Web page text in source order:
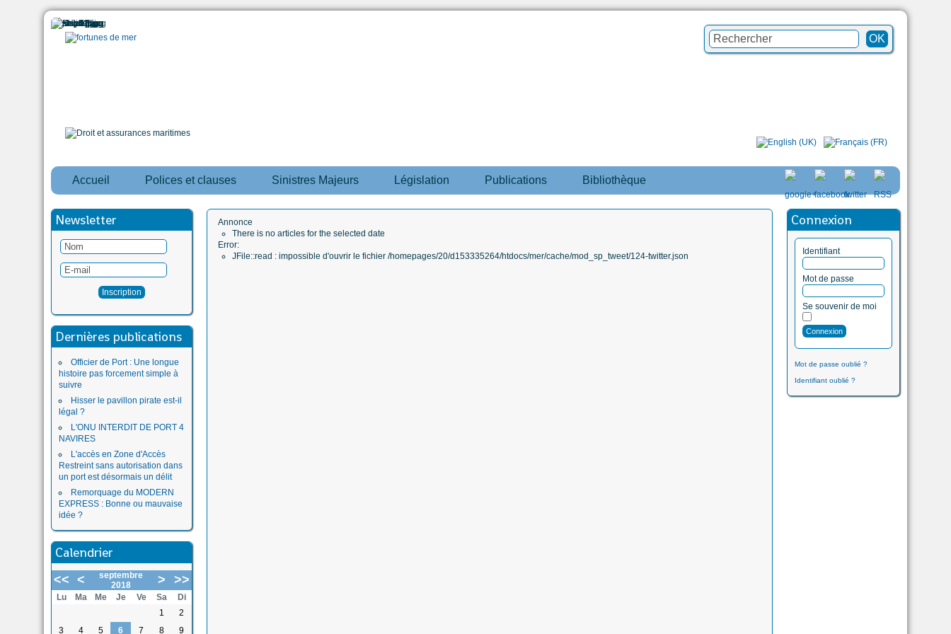
Accueil Polices et clauses Sinistres Majeurs Législation Publications Bibliothèque
Newsletter
Dernières publications
Officier de Port : Une longue
histoire pas forcement simple à
suivre
Hisser le pavillon pirate est-il
légal ?
L'ONU INTERDIT DE PORT 4
NAVIRES
L'accès en Zone d'Accès
Restreint sans autorisation dans
un port est désormais un délit
Remorquage du MODERN
EXPRESS : Bonne ou mauvaise
idée ?
Calendrier
<< <
septembre
2018
> >>
Lu Ma Me Je Ve Sa
Di
1
2
3
4 5 6 7 8 9
Connexion
Identifiant
Mot de passe
Se souvenir de moi
Mot de passe oublié ?
Identifiant oublié ?
Annonce
There is no articles for the selected date
Error:
JFile::read : impossible d'ouvrir le fichier /homepages/20/d153335264/htdocs/mer/cache/mod_sp_tweet/124-twitter.json